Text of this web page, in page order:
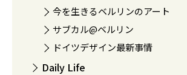
今を生きるベルリンのアート
サブカル@ベルリン
ドイツデザイン最新事情
Daily Life